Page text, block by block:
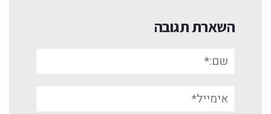
השארת תגובה
אימייל*